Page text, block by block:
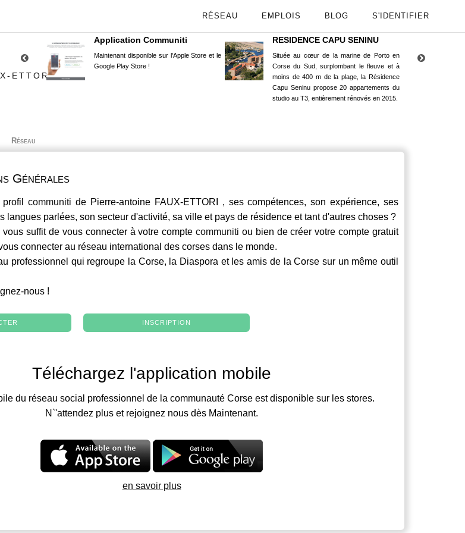
RÉSEAU EMPLOIS BLOG S'IDENTIFIER
ETTORI
Application Communiti
Maintenant disponible sur l'Apple Store et le
Google Play Store !
RESIDENCE CAPU SENINU
Située au cœur de la marine de Porto en
Corse du Sud, surplombant le fleuve et à
moins de 400 m de la plage, la Résidence
Capu Seninu propose 20 appartements du
studio au T3, entièrement rénovés en 2015.
Réseau
Générales
profilcommuniti de Pierre-antoine FAUX-ETTORI , ses compétences, son expérience, ses
langues parlées, son secteur d'activité, sa ville et pays de résidence et tant d'autres choses ?
suffit de vous connecter à votre comptecommuniti ou bien de créer votre compte gratuit
connecter au réseau international des corses dans le monde.
professionnel qui regroupe la Corse, la Diaspora et les amis de la Corse sur un même outil
nous !
INSCRIPTION
Téléchargez l'application mobile
du réseau social professionnel de la communauté Corse est disponible sur les stores.
N`'attendez plus et rejoignez nous dès Maintenant.
en savoir plus